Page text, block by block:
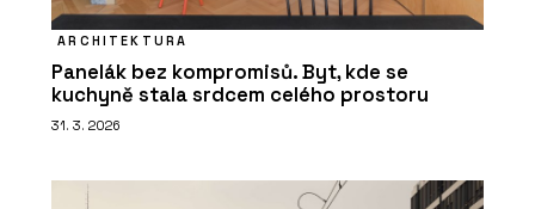
ARCHITEKTURA
Panelák bez kompromisů. Byt, kde se
kuchyně stala srdcem celého prostoru
31. 3. 2026